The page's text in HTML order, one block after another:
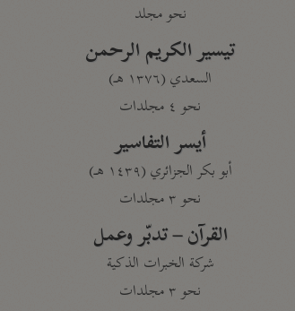
نحو مجلد
تيسير الكريم الرحمن
السعدي (١٣٧٦ هـ)
نحو ٤ مجلدات
أيسر التفاسير
أبو بكر الجزائري (١٤٣٩ هـ)
نحو ٣ مجلدات
القرآن – تدبّر وعمل
شركة الخبرات الذكية
نحو ٣ مجلدات